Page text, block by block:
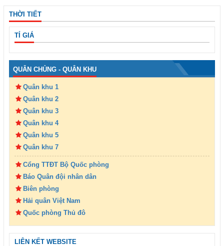
THỜI TIẾT
TỈ GIÁ
QUÂN CHỦNG - QUÂN KHU
Quân khu 1
Quân khu 2
Quân khu 3
Quân khu 4
Quân khu 5
Quân khu 7
Cổng TTĐT Bộ Quốc phòng
Báo Quân đội nhân dân
Biên phòng
Hải quân Việt Nam
Quốc phòng Thủ đô
LIÊN KẾT WEBSITE